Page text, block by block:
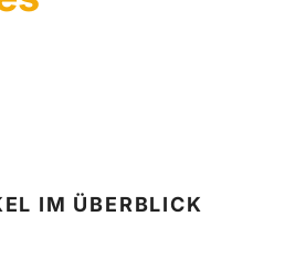
IM ÜBERBLICK